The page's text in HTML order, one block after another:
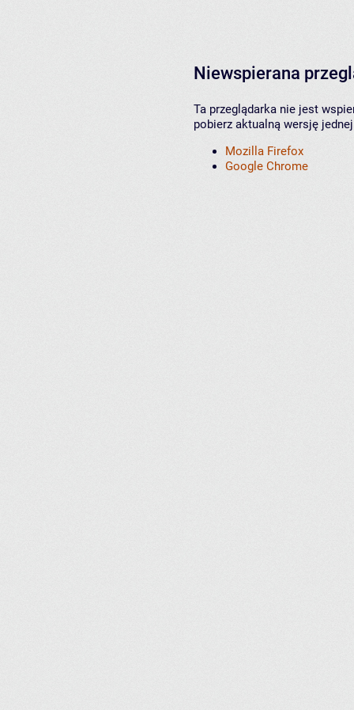
Niewspierana
Ta przeglądarka nie jest
pobierz aktualną wersję
Mozilla Firefox
Google Chrome